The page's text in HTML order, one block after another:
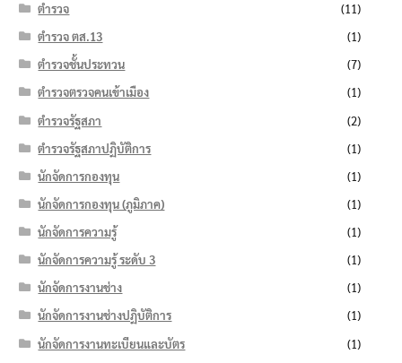
ตำรวจ
(11)
ตำรวจ ตส.13
(1)
ตำรวจชั้นประทวน
(7)
ตำรวจตรวจคนเข้าเมือง
(1)
ตำรวจรัฐสภา
(2)
ตำรวจรัฐสภาปฏิบัติการ
(1)
นักจัดการกองทุน
(1)
นักจัดการกองทุน (ภูมิภาค)
(1)
นักจัดการความรู้
(1)
นักจัดการความรู้ ระดับ 3
(1)
นักจัดการงานช่าง
(1)
นักจัดการงานช่างปฏิบัติการ
(1)
นักจัดการงานทะเบียนและบัตร
(1)